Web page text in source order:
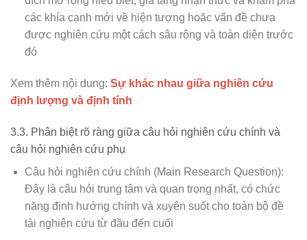
các khía cạnh mới về hiện tượng hoặc vấn đề chưa
được nghiên cứu một cách sâu rộng và toàn diện trước
đó
Xem thêm nội dung: Sự khác nhau giữa nghiên cứu
định lượng và định tính
3.3. Phân biệt rõ ràng giữa câu hỏi nghiên cứu chính và
câu hỏi nghiên cứu phụ
Câu hỏi nghiên cứu chính (Main Research Question):
Đây là câu hỏi trung tâm và quan trọng nhất, có chức
năng định hướng chính và xuyên suốt cho toàn bộ đề
tài nghiên cứu từ đầu đến cuối